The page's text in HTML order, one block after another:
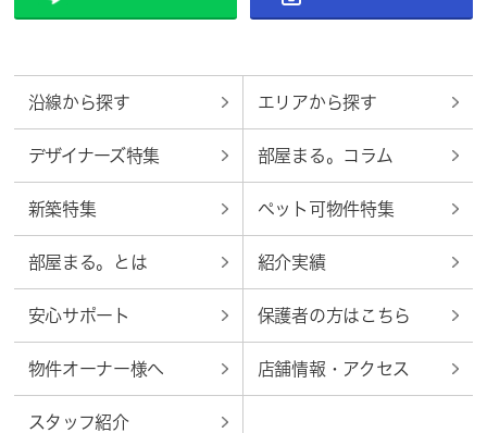
沿線から探す エリアから探す
デザイナーズ特集 部屋まる。コラム
新築特集 ペット可物件特集
部屋まる。とは 紹介実績
安心サポート 保護者の方はこちら
物件オーナー様へ 店舗情報・アクセス
スタッフ紹介